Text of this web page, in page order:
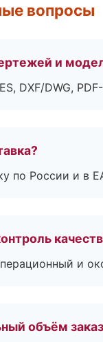
вопросы
и
DXF/DWG,
по России и в
и
объём